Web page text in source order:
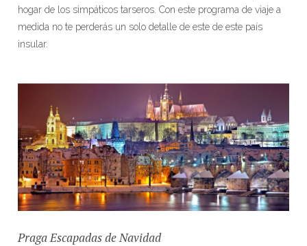
hogar de los simpáticos tarseros. Con este programa de viaje a
medida no te perderás un solo detalle de este de este país
insular.
Praga Escapadas de Navidad